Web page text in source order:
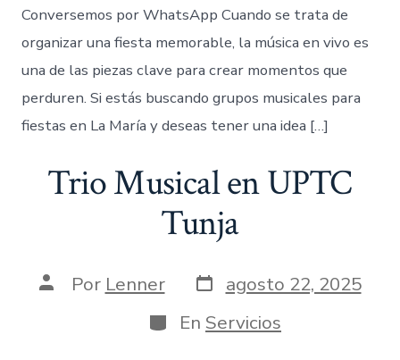
Conversemos por WhatsApp Cuando se trata de
organizar una fiesta memorable, la música en vivo es
una de las piezas clave para crear momentos que
perduren. Si estás buscando grupos musicales para
fiestas en La María y deseas tener una idea […]
Trio Musical en UPTC
Tunja
AutorPor Lenner Fecha
de
publicación
agosto 22, 2025
Categorías
En Servicios